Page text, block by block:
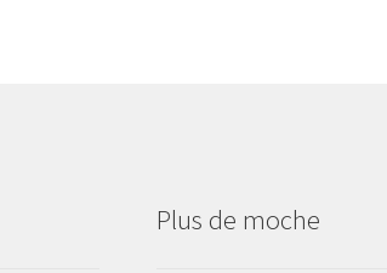
Plus de moche